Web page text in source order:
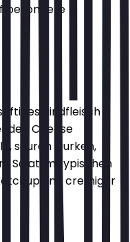
besondere
Rindfleisch
Cheese
sauren Gurken,
Salat im typischen
und cremiger